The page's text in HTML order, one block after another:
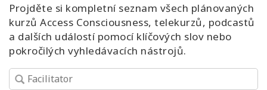
More
Novinky
Projděte si kompletní seznam všech plánovaných
kurzů Access Consciousness, telekurzů, podcastů
a dalších událostí pomocí klíčových slov nebo
pokročilých vyhledávacích nástrojů.